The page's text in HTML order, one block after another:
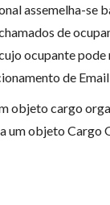
assemelha-se
de
ocupante
de
objeto cargo
um objeto Cargo